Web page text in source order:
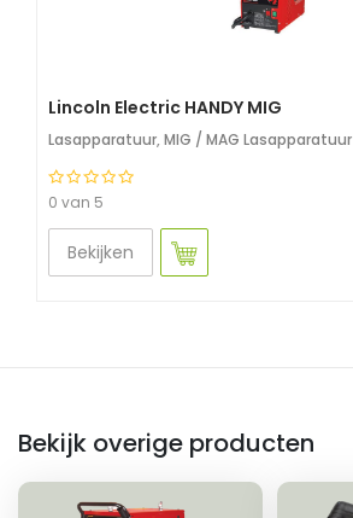
Lincoln Electric HANDY MIG
Lasapparatuur, MIG / MAG Lasapparatuur
0 van 5
Bekijken
Bekijk overige producten